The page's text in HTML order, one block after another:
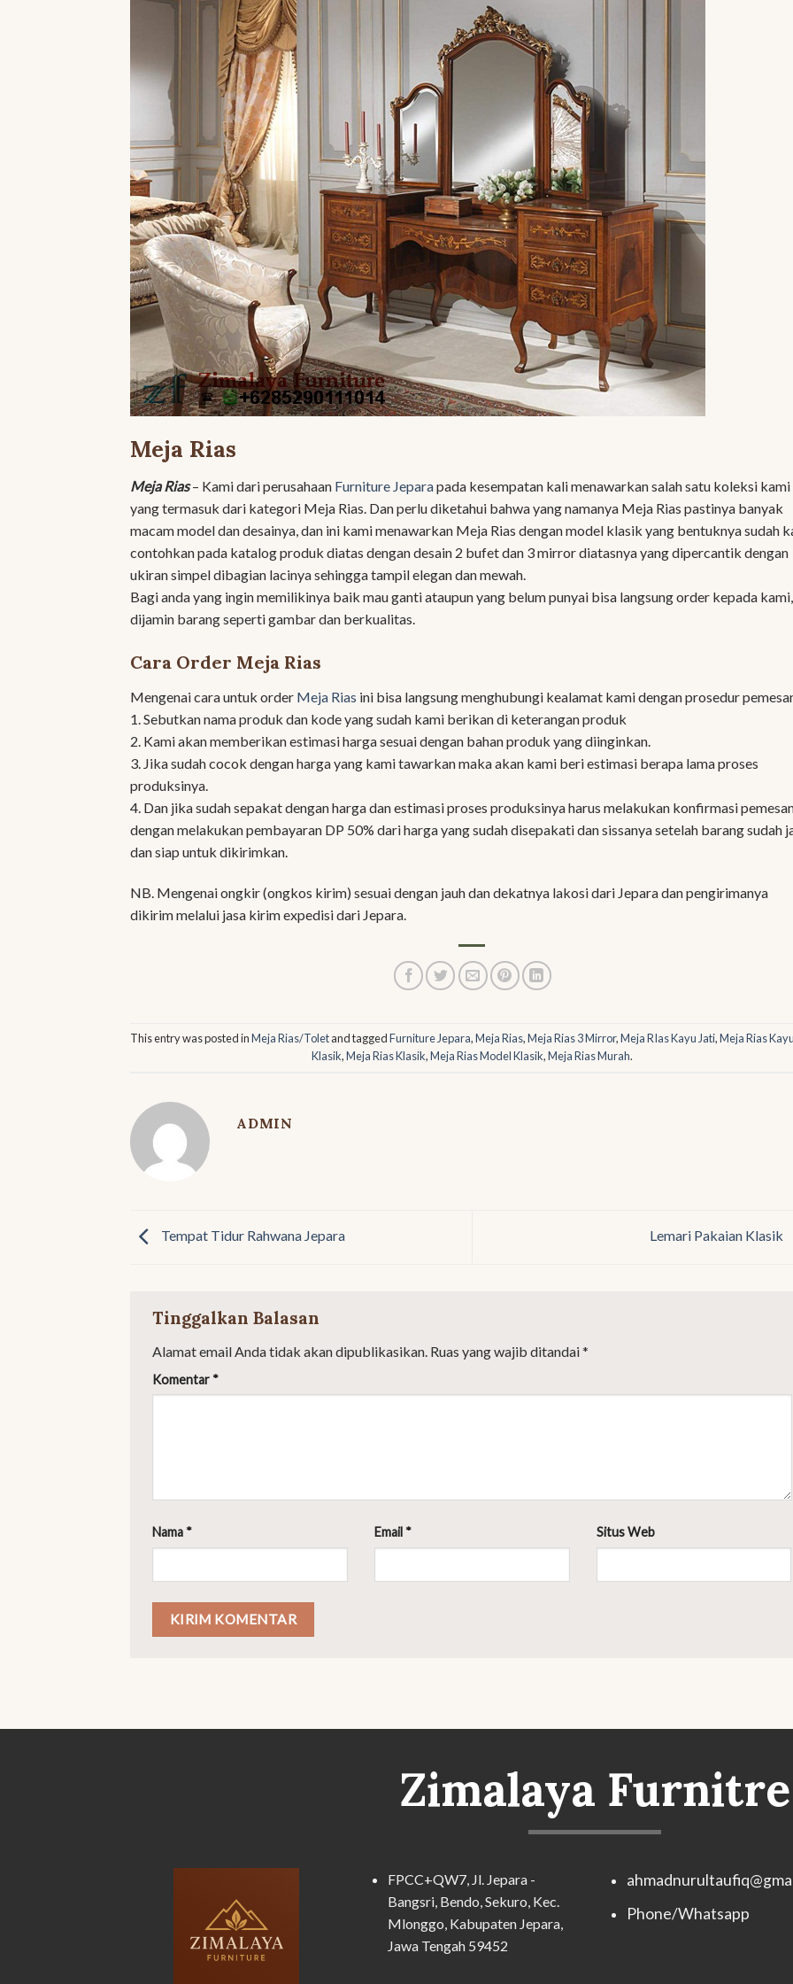
Meja Rias
Meja Rias– Kami dari perusahaan Furniture Jeparapada kesempatan kali menawarkan salah satu koleksi kami
yang termasuk dari kategori Meja Rias. Dan perlu diketahui bahwa yang namanya Meja Rias pastinya banyak
macam model dan desainya, dan ini kami menawarkan Meja Rias dengan model klasik yang bentuknya sudah
contohkan pada katalog produk diatas dengan desain 2 bufet dan 3 mirror diatasnya yang dipercantik dengan
ukiran simpel dibagian lacinya sehingga tampil elegan dan mewah.
Bagi anda yang ingin memilikinya baik mau ganti ataupun yang belum punyai bisa langsung order kepada kami,
dijamin barang seperti gambar dan berkualitas.
Cara Order Meja Rias
Mengenai cara untuk order Meja Rias ini bisa langsung menghubungi kealamat kami dengan prosedur
1. Sebutkan nama produk dan kode yang sudah kami berikan di keterangan produk
2. Kami akan memberikan estimasi harga sesuai dengan bahan produk yang diinginkan.
3. Jika sudah cocok dengan harga yang kami tawarkan maka akan kami beri estimasi berapa lama proses
produksinya.
4. Dan jika sudah sepakat dengan harga dan estimasi proses produksinya harus melakukan konfirmasi
dengan melakukan pembayaran DP 50% dari harga yang sudah disepakati dan sissanya setelah barang sudah
dan siap untuk dikirimkan.
NB. Mengenai ongkir (ongkos kirim) sesuai dengan jauh dan dekatnya lakosi dari Jepara dan pengirimanya
dikirim melalui jasa kirim expedisi dari Jepara.
This entry was posted inMeja Rias/Toletand taggedFurniture Jepara,Meja Rias,Meja Rias 3 Mirror,Meja RIas Kayu Jati,Meja Rias
Klasik,Meja Rias Klasik,Meja Rias Model Klasik,Meja Rias Murah.
ADMIN
Tempat Tidur Rahwana Jepara Lemari Pakaian Klasik
Tinggalkan Balasan
Alamat email Anda tidak akan dipublikasikan. Ruas yang wajib ditandai*
Komentar *
Nama * Email * Situs Web
Zimalaya Furnitre
FPCC+QW7, Jl. Jepara -
Bangsri, Bendo, Sekuro, Kec.
Mlonggo, Kabupaten Jepara,
Jawa Tengah 59452
Phone/Whatsapp